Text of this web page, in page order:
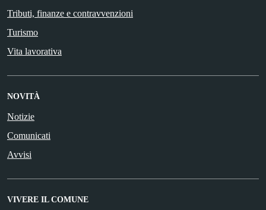
Tributi, finanze e contravvenzioni
Turismo
Vita lavorativa
NOVITÀ
Notizie
Comunicati
Avvisi
VIVERE IL COMUNE